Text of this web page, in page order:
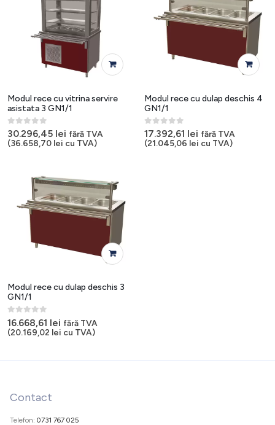
Modul rece cu vitrina servire
asistata 3 GN1/1
0out of 5
30.296,45 lei fără TVA
(36.658,70 lei cu TVA)
Modul rece cu dulap deschis 4
GN1/1
0out of 5
17.392,61 lei fără TVA
(21.045,06 lei cu TVA)
Modul rece cu dulap deschis 3
GN1/1
0out of 5
16.668,61 lei fără TVA
(20.169,02 lei cu TVA)
Contact
Telefon: 0731 767 025